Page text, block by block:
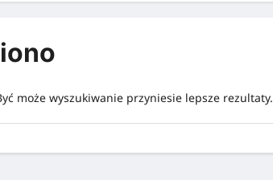
może wyszukiwanie przyniesie lepsze rezultaty.